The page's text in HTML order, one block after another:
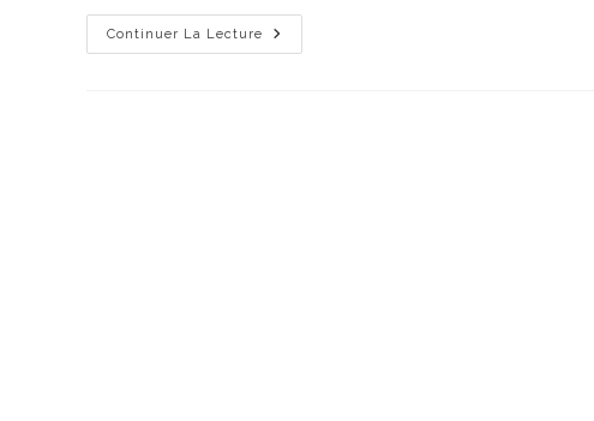
Continuer La Lecture
Les
Légumineuses